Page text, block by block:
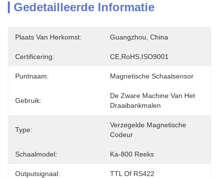
Gedetailleerde Informatie
Plaats Van Herkomst: Guangzhou, China
Certificering: CE,RoHS,ISO9001
Puntnaam: Magnetische Schaalsensor
Gebruik:
De Zware Machine Van Het
Draaibankmalen
Type:
Verzegelde Magnetische
Codeur
Schaalmodel: Ka-800 Reeks
Outputsignaal: TTL Of RS422